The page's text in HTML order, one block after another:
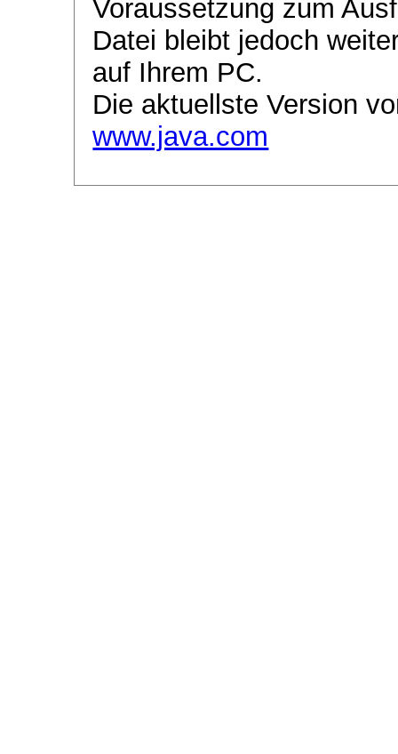
Voraussetzung zum
Datei bleibt jedoch
auf Ihrem PC.
Die aktuellste Version
www.java.com